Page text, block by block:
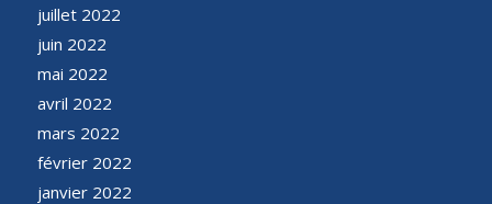
juillet 2022
juin 2022
mai 2022
avril 2022
mars 2022
février 2022
janvier 2022